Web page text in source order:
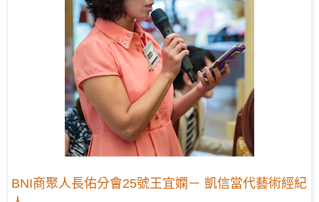
BNI商聚人長佑分會25號王宜嫻－ 凱信當代藝術經紀